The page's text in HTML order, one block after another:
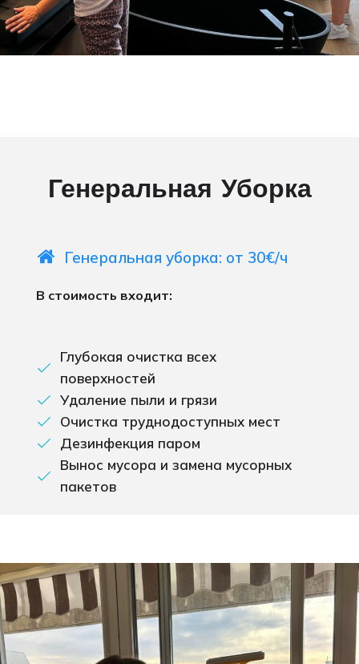
Генеральная Уборка
Генеральная уборка: от 30€/ч
В стоимость входит:
Глубокая очистка всех
поверхностей
Удаление пыли и грязи
Очистка труднодоступных мест
Дезинфекция паром
Вынос мусора и замена мусорных
пакетов